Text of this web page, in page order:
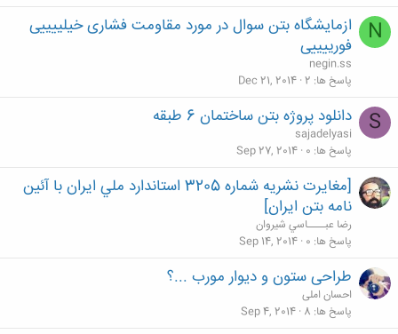
N
ازمایشگاه بتن سوال در مورد مقاومت فشاری خیلییییی
فورییییی
negin.ss
پاسخ ها 2
Dec 21, 2014
S دانلود پروژه بتن ساختمان 6 طبقه
sajadelyasi
پاسخ ها 0
Sep 27, 2014
[مغايرت نشريه شماره 3205 استاندارد ملي ايران با آئين
نامه بتن ايران]
رضا عبــــاسي شيروان
پاسخ ها 0
Sep 14, 2014
طراحی ستون و دیوار مورب‌ ...؟
احسان املی
پاسخ ها 8
Sep 4, 2014